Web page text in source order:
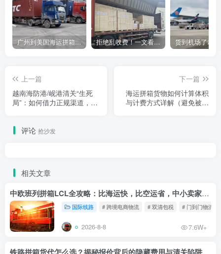
广州到美国海运拼箱多少钱？2024年最新运费构成+隐藏费用避坑指南 拒绝乱收费！一文看懂中国货代计费套路，教你避开所有隐形坑
上一篇
越南海防港/岘港清关“生死
局”：如何借力正规渠道，打
下一篇
海运拼箱货物如何计算体积
与计费方式详解（避免被多
评论 抢沙发
相关文章
中欧班列拼箱LCL全攻略：比海运快，比空运省，中小卖家的物流新宠！
国际线路 # 跨境电商物流 # 双清包税 # 门到门物流
2026-8-8 7.6W+